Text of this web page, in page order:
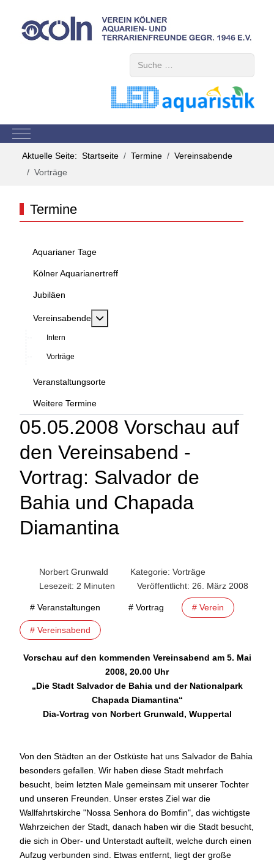
Mobile Menu Toggle
Aktuelle Seite: Startseite Termine
Vereinsabende
Vorträge
Termine
Aquarianer Tage
Kölner Aquarianertreff
Jubiläen
Vereinsabende MOD_MENU_TOGGLE_SUBMENU_LABEL
Intern
Vorträge
Veranstaltungsorte
Weitere Termine
05.05.2008 Vorschau auf
den Vereinsabend -
Vortrag: Salvador de
Bahia und Chapada
Diamantina
Norbert Grunwald Kategorie: Vorträge
Lesezeit: 2 Minuten
Veröffentlicht: 26. März 2008
# Veranstaltungen # Vortrag # Verein
# Vereinsabend
Vorschau auf den kommenden Vereinsabend am 5. Mai
2008, 20.00 Uhr
„Die Stadt Salvador de Bahia und der Nationalpark
Chapada Diamantina“
Dia-Vortrag von Norbert Grunwald, Wuppertal
Von den Städten an der Ostküste hat uns Salvador de Bahia
besonders gefallen. Wir haben diese Stadt mehrfach
besucht, beim letzten Male gemeinsam mit unserer Tochter
und unseren Freunden. Unser erstes Ziel war die
Wallfahrtskirche "Nossa Senhora do Bomfin", das wichtigste
Wahrzeichen der Stadt, danach haben wir die Stadt besucht,
die sich in Ober- und Unterstadt aufteilt, welche durch einen
Aufzug verbunden sind. Etwas entfernt, liegt der große